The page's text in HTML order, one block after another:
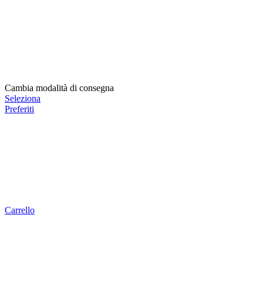
Cambia modalità di consegna
Seleziona
Preferiti
Carrello